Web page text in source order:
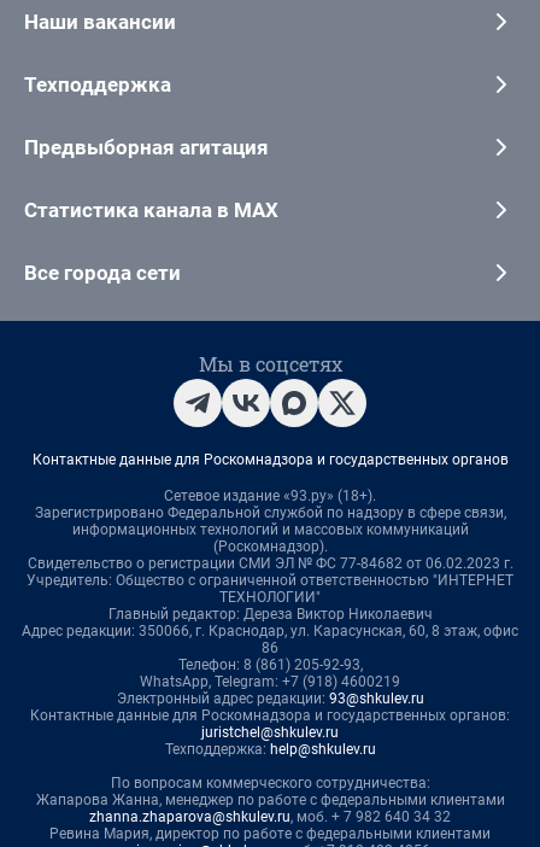
Наши вакансии
Техподдержка
Предвыборная агитация
Статистика канала в MAX
Все города сети
Мы в соцсетях
Контактные данные для Роскомнадзора и государственных органов
Сетевое издание «93.ру» (18+).
Зарегистрировано Федеральной службой по надзору в сфере связи,
информационных технологий и массовых коммуникаций
(Роскомнадзор).
Свидетельство о регистрации СМИ ЭЛ № ФС 77-84682 от 06.02.2023 г.
Учредитель: Общество с ограниченной ответственностью "ИНТЕРНЕТ
ТЕХНОЛОГИИ"
Главный редактор: Дереза Виктор Николаевич
Адрес редакции: 350066, г. Краснодар, ул. Карасунская, 60, 8 этаж, офис
86
Телефон: 8 (861) 205-92-93,
WhatsApp, Telegram: +7 (918) 4600219
Электронный адрес редакции: 93@shkulev.ru
Контактные данные для Роскомнадзора и государственных органов:
juristchel@shkulev.ru
Техподдержка: help@shkulev.ru
По вопросам коммерческого сотрудничества:
Жапарова Жанна, менеджер по работе с федеральными клиентами
zhanna.zhaparova@shkulev.ru, моб. + 7 982 640 34 32
Ревина Мария, директор по работе с федеральными клиентами